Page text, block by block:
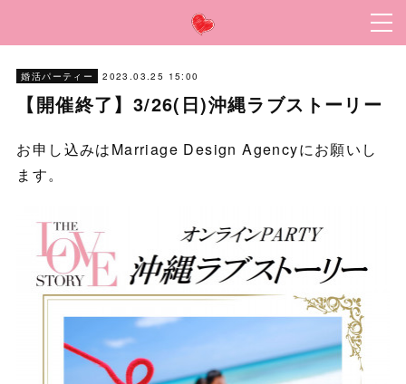
婚活パーティー 2023.03.25 15:00
【開催終了】3/26(日)沖縄ラブストーリー
お申し込みはMarriage Design Agencyにお願いし
ます。